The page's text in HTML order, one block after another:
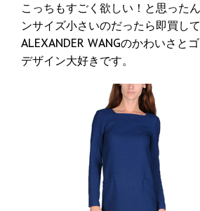
こっちもすごく欲しい！と思った
ンサイズ小さいのだったら即買して
ALEXANDER WANGのかわいさと
デザイン大好きです。